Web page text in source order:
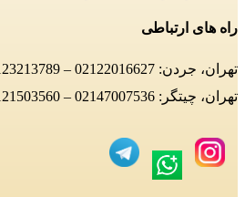
راه های ارتباطی
تهران، جردن: 02122016627 – 09123213789
تهران، چیتگر: 02147007536 – 09121503560